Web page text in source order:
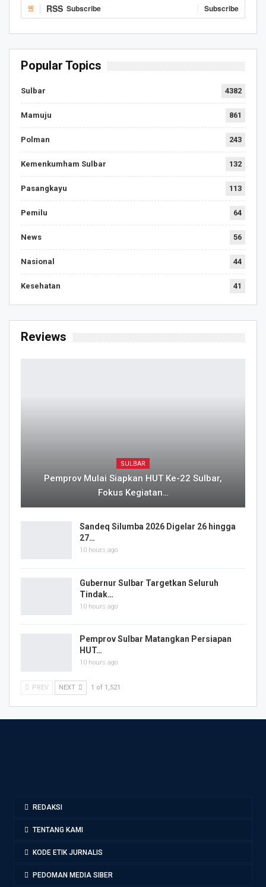
RSS Subscribe Subscribe
Popular Topics
Sulbar 4382
Mamuju 861
Polman 243
Kemenkumham Sulbar 132
Pasangkayu 113
Pemilu 64
News 56
Nasional 44
Kesehatan 41
Reviews
SULBAR
Pemprov Mulai Siapkan HUT Ke-22 Sulbar,
Fokus Kegiatan…
Sandeq Silumba 2026 Digelar 26 hingga
27…
10 hours ago
Gubernur Sulbar Targetkan Seluruh
Tindak…
10 hours ago
Pemprov Sulbar Matangkan Persiapan
HUT…
10 hours ago
PREV NEXT 1 of 1,521
REDAKSI
TENTANG KAMI
KODE ETIK JURNALIS
PEDOMAN MEDIA SIBER